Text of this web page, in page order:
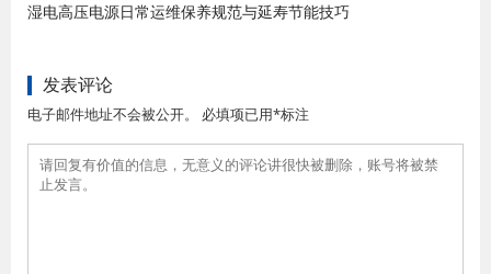
湿电高压电源日常运维保养规范与延寿节能技巧
发表评论
电子邮件地址不会被公开。 必填项已用*标注